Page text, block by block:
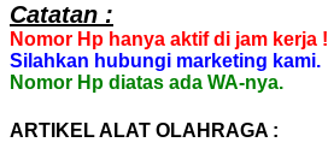
Catatan :
Nomor Hp hanya aktif di jam kerja !
Silahkan hubungi marketing kami.
Nomor Hp diatas ada WA-nya.
ARTIKEL ALAT OLAHRAGA :